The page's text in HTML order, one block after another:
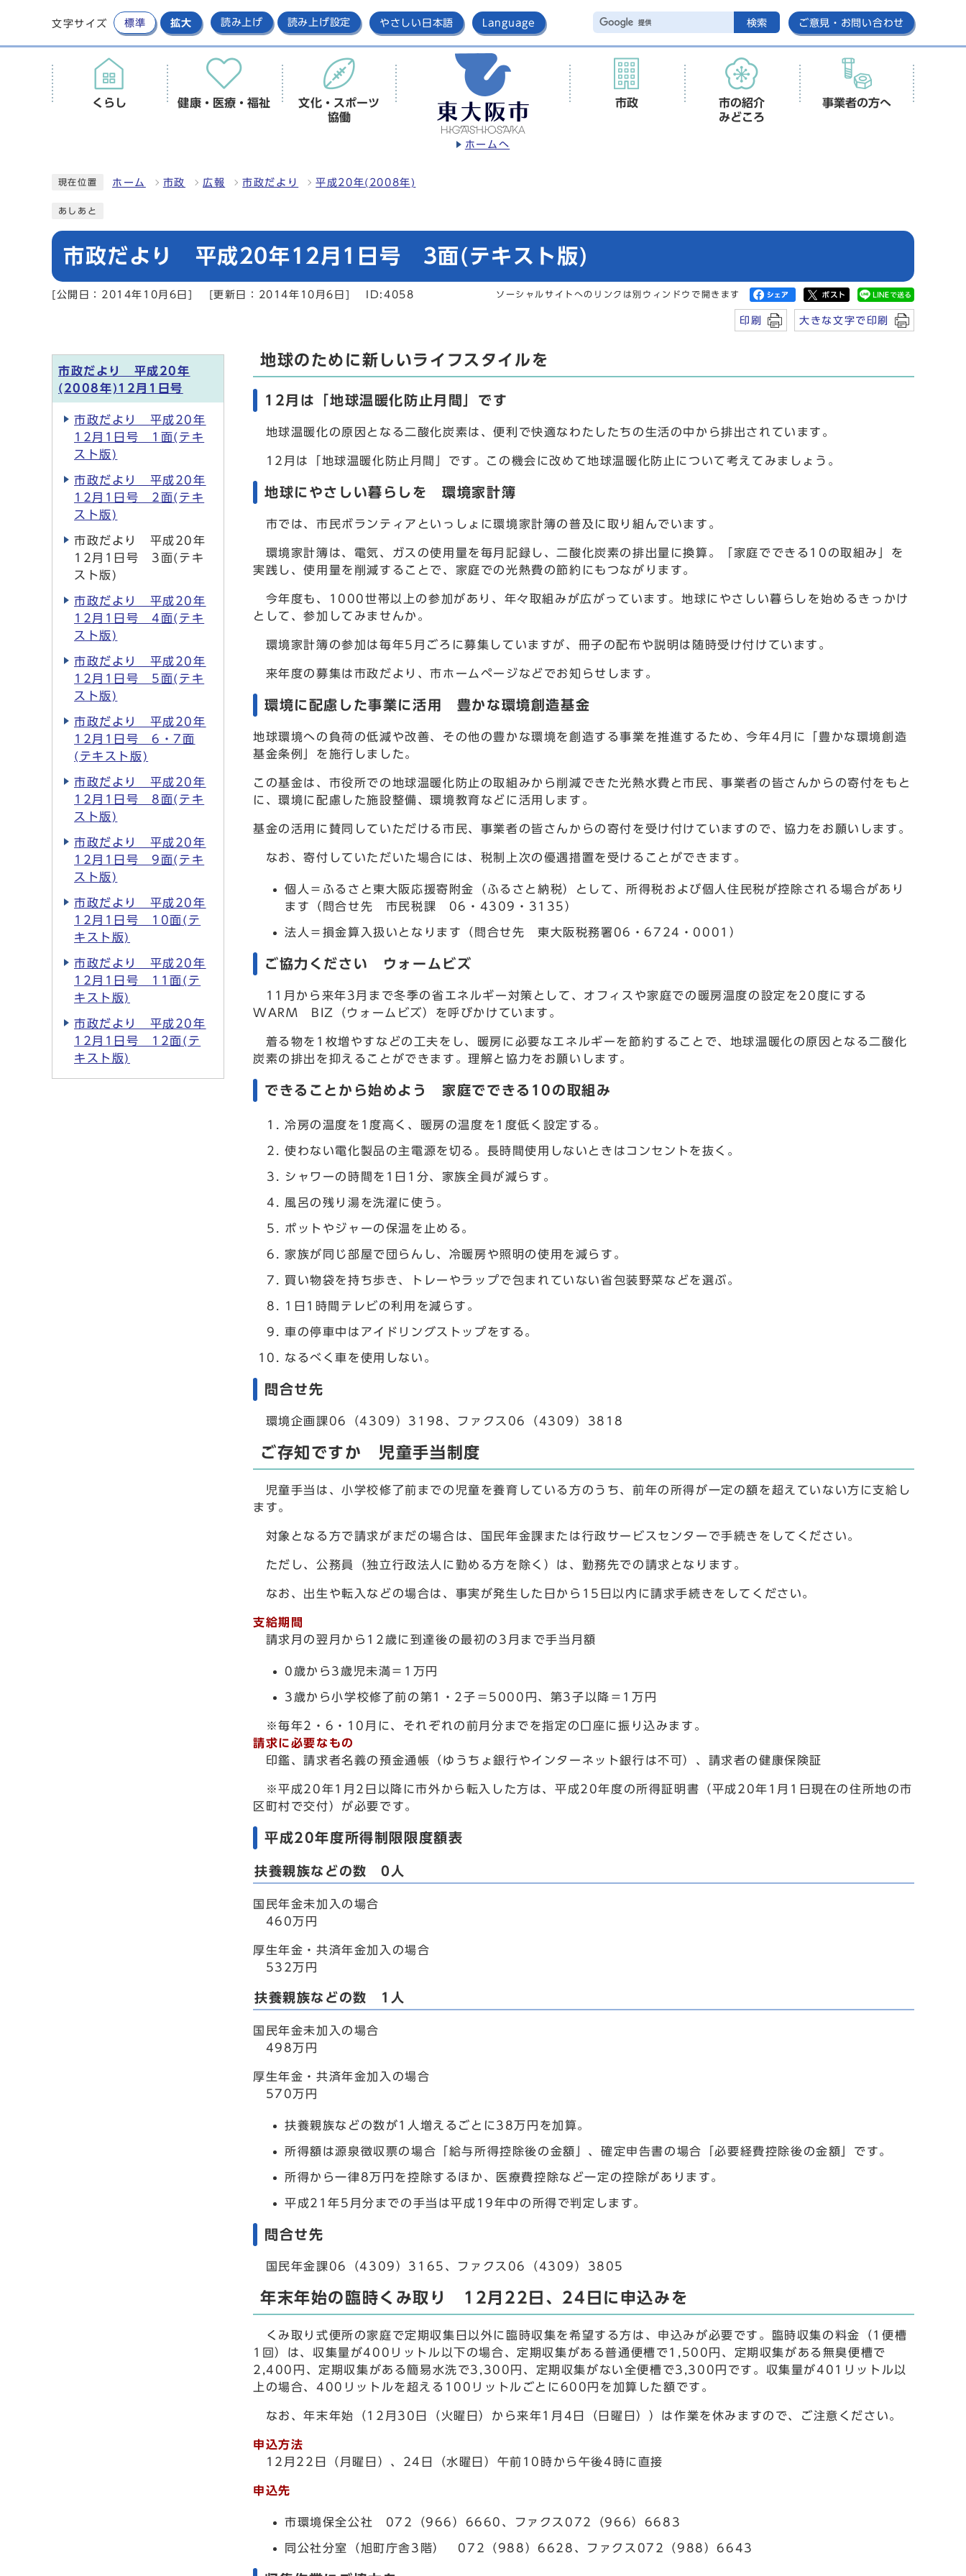
文字サイズ 標準 拡大 読み上げ 読み上げ設定 やさしい日本語 Language 検索 ご意見・お問い合わせ
ホームへ
くらし 健康・医療・福祉
文化・スポーツ
協働
市政
市の紹介
みどころ
事業者の方へ
現在位置 ホーム 市政 広報 市政だより 平成20年(2008年)
あしあと
市政だより 平成20年12月1日号 3面(テキスト版)
[公開日：2014年10月6日] [更新日：2014年10月6日] ID:4058 ソーシャルサイトへのリンクは別ウィンドウで開きます
印刷 大きな文字で印刷
地球のために新しいライフスタイルを
12月は「地球温暖化防止月間」です
地球温暖化の原因となる二酸化炭素は、便利で快適なわたしたちの生活の中から排出されています。
12月は「地球温暖化防止月間」です。この機会に改めて地球温暖化防止について考えてみましょう。
地球にやさしい暮らしを 環境家計簿
市では、市民ボランティアといっしょに環境家計簿の普及に取り組んでいます。
環境家計簿は、電気、ガスの使用量を毎月記録し、二酸化炭素の排出量に換算。「家庭でできる10の取組み」を
実践し、使用量を削減することで、家庭での光熱費の節約にもつながります。
今年度も、1000世帯以上の参加があり、年々取組みが広がっています。地球にやさしい暮らしを始めるきっかけ
として、参加してみませんか。
環境家計簿の参加は毎年5月ごろに募集していますが、冊子の配布や説明は随時受け付けています。
来年度の募集は市政だより、市ホームページなどでお知らせします。
環境に配慮した事業に活用 豊かな環境創造基金
地球環境への負荷の低減や改善、その他の豊かな環境を創造する事業を推進するため、今年4月に「豊かな環境創造
基金条例」を施行しました。
この基金は、市役所での地球温暖化防止の取組みから削減できた光熱水費と市民、事業者の皆さんからの寄付をもと
に、環境に配慮した施設整備、環境教育などに活用します。
基金の活用に賛同していただける市民、事業者の皆さんからの寄付を受け付けていますので、協力をお願いします。
なお、寄付していただいた場合には、税制上次の優遇措置を受けることができます。
個人＝ふるさと東大阪応援寄附金（ふるさと納税）として、所得税および個人住民税が控除される場合があり
ます（問合せ先 市民税課 06・4309・3135）
法人＝損金算入扱いとなります（問合せ先 東大阪税務署06・6724・0001）
ご協力ください ウォームビズ
11月から来年3月まで冬季の省エネルギー対策として、オフィスや家庭での暖房温度の設定を20度にする
WARM BIZ（ウォームビズ）を呼びかけています。
着る物を1枚増やすなどの工夫をし、暖房に必要なエネルギーを節約することで、地球温暖化の原因となる二酸化
炭素の排出を抑えることができます。理解と協力をお願いします。
できることから始めよう 家庭でできる10の取組み
冷房の温度を1度高く、暖房の温度を1度低く設定する。
使わない電化製品の主電源を切る。長時間使用しないときはコンセントを抜く。
シャワーの時間を1日1分、家族全員が減らす。
風呂の残り湯を洗濯に使う。
ポットやジャーの保温を止める。
家族が同じ部屋で団らんし、冷暖房や照明の使用を減らす。
買い物袋を持ち歩き、トレーやラップで包まれていない省包装野菜などを選ぶ。
1日1時間テレビの利用を減らす。
車の停車中はアイドリングストップをする。
なるべく車を使用しない。
問合せ先
環境企画課06（4309）3198、ファクス06（4309）3818
ご存知ですか 児童手当制度
児童手当は、小学校修了前までの児童を養育している方のうち、前年の所得が一定の額を超えていない方に支給し
ます。
対象となる方で請求がまだの場合は、国民年金課または行政サービスセンターで手続きをしてください。
ただし、公務員（独立行政法人に勤める方を除く）は、勤務先での請求となります。
なお、出生や転入などの場合は、事実が発生した日から15日以内に請求手続きをしてください。
支給期間
請求月の翌月から12歳に到達後の最初の3月まで手当月額
0歳から3歳児未満＝1万円
3歳から小学校修了前の第1・2子＝5000円、第3子以降＝1万円
※毎年2・6・10月に、それぞれの前月分までを指定の口座に振り込みます。
請求に必要なもの
印鑑、請求者名義の預金通帳（ゆうちょ銀行やインターネット銀行は不可）、請求者の健康保険証
※平成20年1月2日以降に市外から転入した方は、平成20年度の所得証明書（平成20年1月1日現在の住所地の市
区町村で交付）が必要です。
平成20年度所得制限限度額表
扶養親族などの数 0人
国民年金未加入の場合
460万円
厚生年金・共済年金加入の場合
532万円
扶養親族などの数 1人
国民年金未加入の場合
498万円
厚生年金・共済年金加入の場合
570万円
扶養親族などの数が1人増えるごとに38万円を加算。
所得額は源泉徴収票の場合「給与所得控除後の金額」、確定申告書の場合「必要経費控除後の金額」です。
所得から一律8万円を控除するほか、医療費控除など一定の控除があります。
平成21年5月分までの手当は平成19年中の所得で判定します。
問合せ先
国民年金課06（4309）3165、ファクス06（4309）3805
年末年始の臨時くみ取り 12月22日、24日に申込みを
くみ取り式便所の家庭で定期収集日以外に臨時収集を希望する方は、申込みが必要です。臨時収集の料金（1便槽
1回）は、収集量が400リットル以下の場合、定期収集がある普通便槽で1,500円、定期収集がある無臭便槽で
2,400円、定期収集がある簡易水洗で3,300円、定期収集がない全便槽で3,300円です。収集量が401リットル以
上の場合、400リットルを超える100リットルごとに600円を加算した額です。
なお、年末年始（12月30日（火曜日）から来年1月4日（日曜日））は作業を休みますので、ご注意ください。
申込方法
12月22日（月曜日）、24日（水曜日）午前10時から午後4時に直接
申込先
市環境保全公社 072（966）6660、ファクス072（966）6683
同公社分室（旭町庁舎3階） 072（988）6628、ファクス072（988）6643
市政だより 平成20年
(2008年)12月1日号
市政だより 平成20年
12月1日号 1面(テキ
スト版)
市政だより 平成20年
12月1日号 2面(テキ
スト版)
市政だより 平成20年
12月1日号 3面(テキ
スト版)
市政だより 平成20年
12月1日号 4面(テキ
スト版)
市政だより 平成20年
12月1日号 5面(テキ
スト版)
市政だより 平成20年
12月1日号 6・7面
(テキスト版)
市政だより 平成20年
12月1日号 8面(テキ
スト版)
市政だより 平成20年
12月1日号 9面(テキ
スト版)
市政だより 平成20年
12月1日号 10面(テ
キスト版)
市政だより 平成20年
12月1日号 11面(テ
キスト版)
市政だより 平成20年
12月1日号 12面(テ
キスト版)